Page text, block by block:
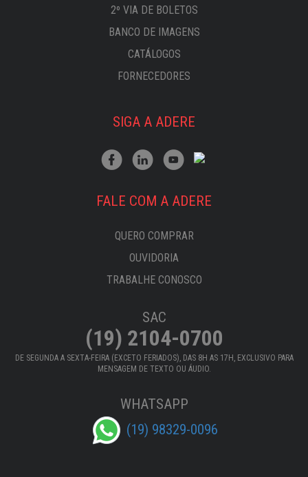
2º VIA DE BOLETOS
BANCO DE IMAGENS
CATÁLOGOS
FORNECEDORES
SIGA A ADERE
FALE COM A ADERE
QUERO COMPRAR
OUVIDORIA
TRABALHE CONOSCO
SAC
(19) 2104-0700
DE SEGUNDA A SEXTA-FEIRA (EXCETO FERIADOS), DAS 8H AS 17H, EXCLUSIVO PARA
MENSAGEM DE TEXTO OU ÁUDIO.
WHATSAPP
(19) 98329-0096